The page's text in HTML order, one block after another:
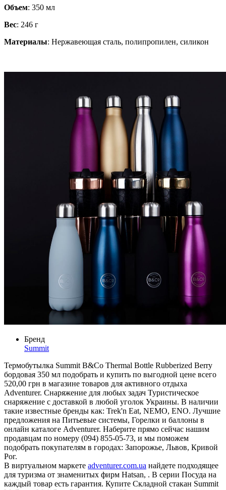
Объем: 350 мл
Вес: 246 г
Материалы: Нержавеющая сталь, полипропилен, силикон
Бренд
Summit
Термобутылка Summit B&Co Thermal Bottle Rubberized Berry
бордовая 350 мл подобрать и купить по выгодной цене всего
520,00 грн в магазине товаров для активного отдыха
Adventurer. Снаряжение для любых задач Туристическое
снаряжение с доставкой в любой уголок Украины. В наличии
такие известные бренды как: Trek'n Eat, NEMO, ENO. Лучшие
предложения на Питьевые системы, Горелки и баллоны в
онлайн каталоге Adventurer. Наберите прямо сейчас нашим
продавцам по номеру (094) 855-05-73, и мы поможем
подобрать покупателям в городах: Запорожье, Львов, Кривой
Рог.
В виртуальном маркете adventurer.com.ua найдете подходящее
для туризма от знаменитых фирм Hatsan, . В серии Посуда на
каждый товар есть гарантия. Купите Складной стакан Summit